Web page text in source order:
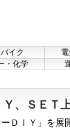
イク
・化学
、ＳＥＴ
ＤＩＹ」を展